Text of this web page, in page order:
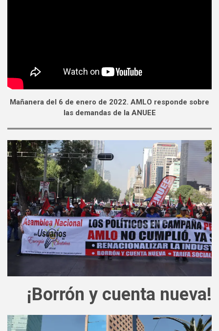
Mañanera del 6 de enero de 2022. AMLO responde sobre
las demandas de la ANUEE
¡Borrón y cuenta nueva!